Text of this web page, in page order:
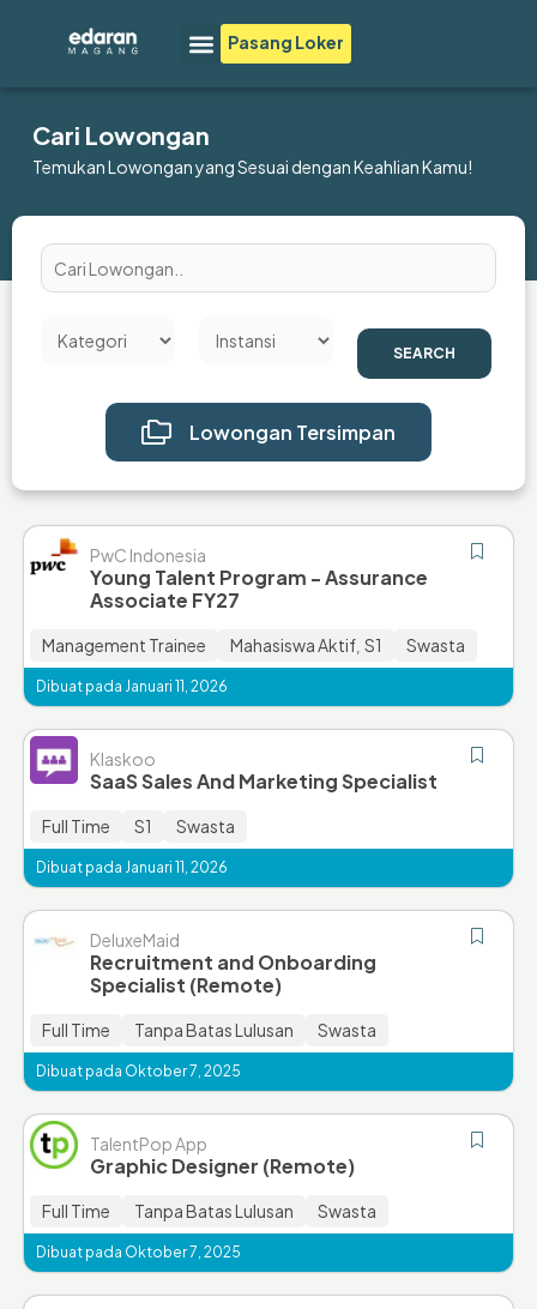
Menu
Pasang Loker
Cari Lowongan
Temukan Lowongan yang Sesuai dengan Keahlian Kamu!
SEARCH
Lowongan Tersimpan
PwC Indonesia
Young Talent Program - Assurance
Associate FY27
Management Trainee Mahasiswa Aktif S1 Swasta
Dibuat pada Januari 11, 2026
Klaskoo
SaaS Sales And Marketing Specialist
Full Time S1 Swasta
Dibuat pada Januari 11, 2026
DeluxeMaid
Recruitment and Onboarding
Specialist (Remote)
Full Time Tanpa Batas Lulusan Swasta
Dibuat pada Oktober 7, 2025
TalentPop App
Graphic Designer (Remote)
Full Time Tanpa Batas Lulusan Swasta
Dibuat pada Oktober 7, 2025